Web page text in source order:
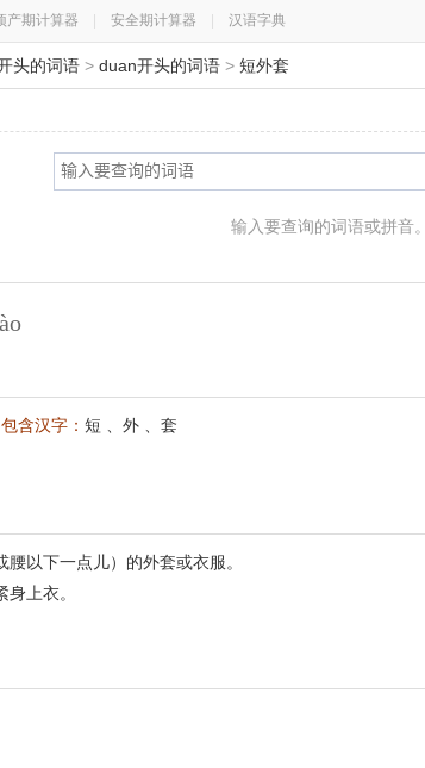
产期计算器 安全期计算器 汉语字典
头的词语 > duan开头的词语 > 短外套
输入要查询的词语或拼音。
包含汉字： 短 外
套
腰以下一点儿）的外套或衣服。
上衣。